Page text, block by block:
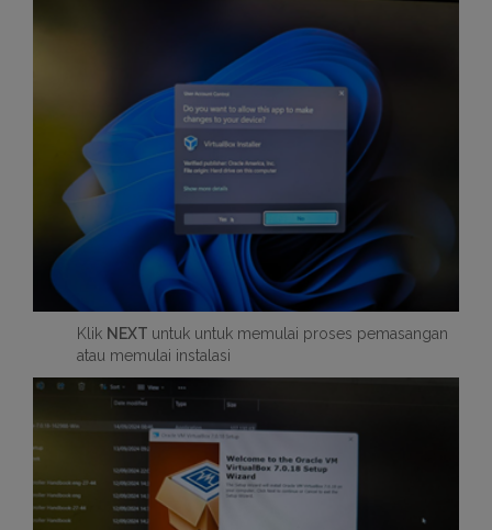
Klik NEXT untuk untuk memulai proses pemasangan
atau memulai instalasi